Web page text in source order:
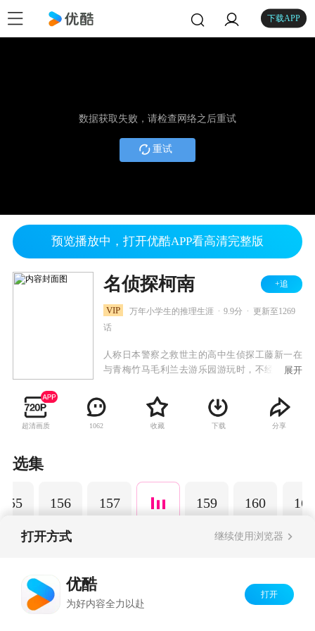
下载APP
数据获取失败，请检查网络之后重试
重试
预览播放中，打开优酷APP看高清完整版
名侦探柯南 +追
VIP 万年小学生的推理生涯 9.9分
更新至1269
话
人称日本警察之救世主的高中生侦探工藤新一在
与青梅竹马毛利兰去游乐园游玩时，不经意中发
踪，并目睹了黑衣人正在进行可疑交易。不料，
却被另一名黑衣人在背后击晕，被强行灌下一种
名为APTX-4869的毒药，致使身体变小。为了在
为“江户川柯南”，并寄住在毛利兰的家中。作为
侦探，柯南实在看不下去毛利小五郎经常做的一
些“发育不良”的错误推理，便帮助毛利小五郎破
展开
超清画质 1062 收藏 下载 分享
选集
155 156 157 159 160 161
打开方式 继续使用浏览器
优酷
为好内容全力以赴
打开